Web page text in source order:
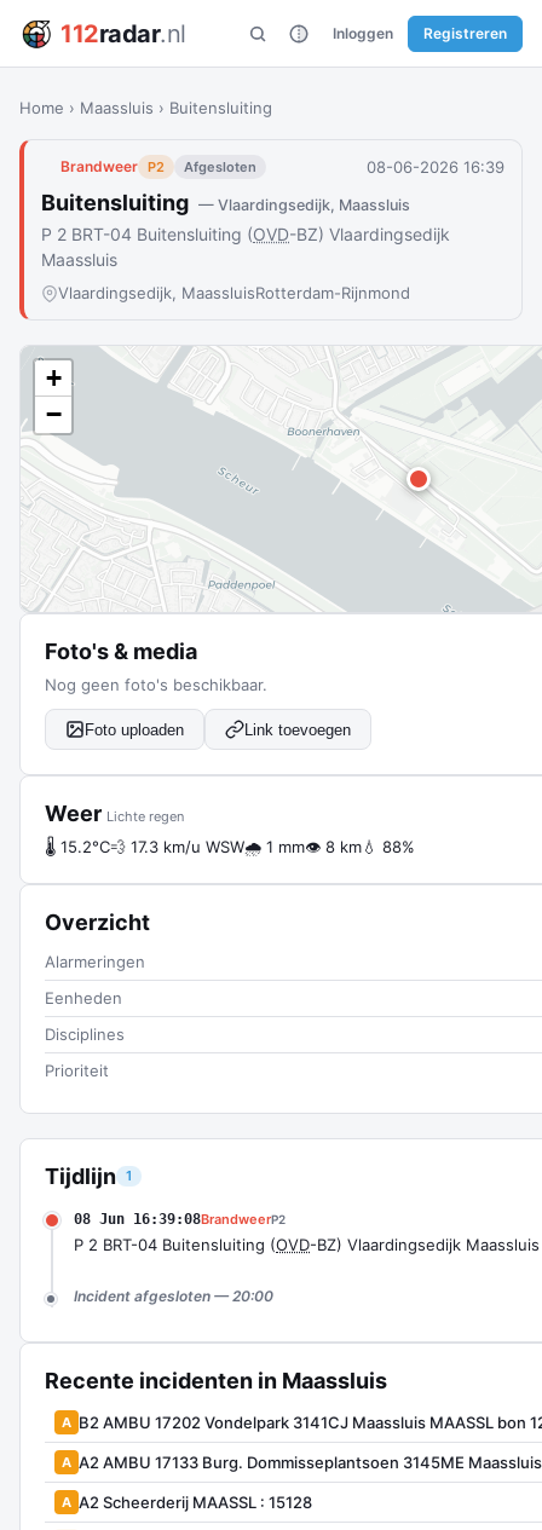
112radar.nl Inloggen Registreren
Home › Maassluis › Buitensluiting
Brandweer P2 Afgesloten 08-06-2026 16:39
Buitensluiting — Vlaardingsedijk, Maassluis
P 2 BRT-04 Buitensluiting (OVD-BZ) Vlaardingsedijk
Maassluis
Vlaardingsedijk, MaassluisRotterdam-Rijnmond
Tijdlijn 1
08 Jun 16:39:08BrandweerP2
P 2 BRT-04 Buitensluiting (OVD-BZ) Vlaardingsedijk Maassluis
Incident afgesloten — 20:00
Recente incidenten in Maassluis
A B2 AMBU 17202 Vondelpark 3141CJ Maassluis MAASSL bon
A A2 AMBU 17133 Burg. Dommisseplantsoen 3145ME
A A2 Scheerderij MAASSL : 15128
+
−
Foto's & media
Nog geen foto's beschikbaar.
Foto uploaden Link toevoegen
Weer Lichte regen
🌡 15.2°C💨 17.3 km/u WSW🌧 1 mm👁 8 km💧 88%
Overzicht
Alarmeringen
Eenheden
Disciplines
Prioriteit